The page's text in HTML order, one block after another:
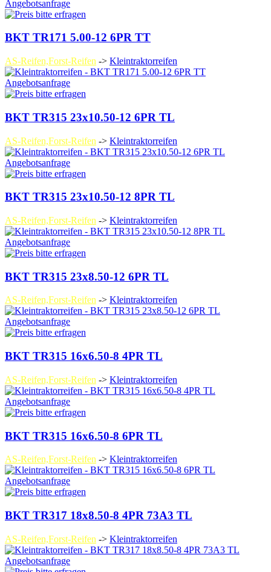
Angebotsanfrage
BKT TR171 5.00-12 6PR TT
AS-Reifen,Forst-Reifen -> Kleintraktorreifen
Angebotsanfrage
BKT TR315 23x10.50-12 6PR TL
AS-Reifen,Forst-Reifen -> Kleintraktorreifen
Angebotsanfrage
BKT TR315 23x10.50-12 8PR TL
AS-Reifen,Forst-Reifen -> Kleintraktorreifen
Angebotsanfrage
BKT TR315 23x8.50-12 6PR TL
AS-Reifen,Forst-Reifen -> Kleintraktorreifen
Angebotsanfrage
BKT TR315 16x6.50-8 4PR TL
AS-Reifen,Forst-Reifen -> Kleintraktorreifen
Angebotsanfrage
BKT TR315 16x6.50-8 6PR TL
AS-Reifen,Forst-Reifen -> Kleintraktorreifen
Angebotsanfrage
BKT TR317 18x8.50-8 4PR 73A3 TL
AS-Reifen,Forst-Reifen -> Kleintraktorreifen
Angebotsanfrage